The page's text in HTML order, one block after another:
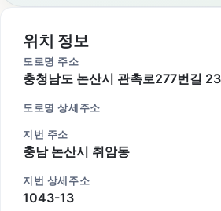
위치 정보
도로명 주소
충청남도 논산시 관촉로277번길
도로명 상세주소
지번 주소
충남 논산시 취암동
지번 상세주소
1043-13